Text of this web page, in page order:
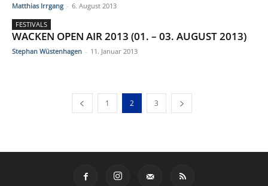
Matthias Irrgang - 6. August 2013
FESTIVALS
WACKEN OPEN AIR 2013 (01. – 03. AUGUST 2013)
Stephan Wüstenhagen - 11. Januar 2013
1 2 3